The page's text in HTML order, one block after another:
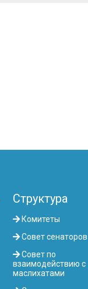
Структура
Комитеты
Совет сенаторов
Совет по
взаимодействию с
маслихатами